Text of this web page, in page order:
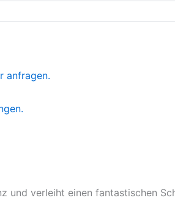
anfragen.
und verleiht einen fantastischen